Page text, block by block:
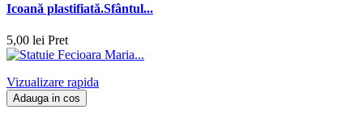
Icoană plastifiată.Sfântul...
5,00 lei Pret
Vizualizare rapida
Adauga in cos